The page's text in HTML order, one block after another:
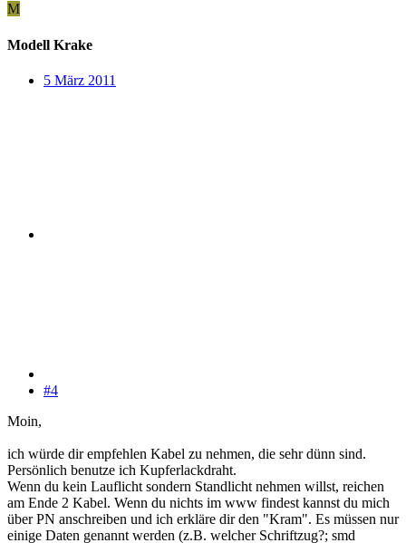
M
Modell Krake
5 März 2011
#4
Moin,
ich würde dir empfehlen Kabel zu nehmen, die sehr dünn sind.
Persönlich benutze ich Kupferlackdraht.
Wenn du kein Lauflicht sondern Standlicht nehmen willst, reichen
am Ende 2 Kabel. Wenn du nichts im www findest kannst du mich
über PN anschreiben und ich erkläre dir den "Kram". Es müssen nur
einige Daten genannt werden (z.B. welcher Schriftzug?; smd